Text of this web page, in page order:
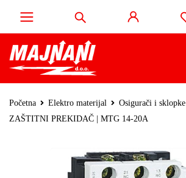
Početna Elektro materijal Osigurači i sklopke
ZAŠTITNI PREKIDAČ | MTG 14-20A